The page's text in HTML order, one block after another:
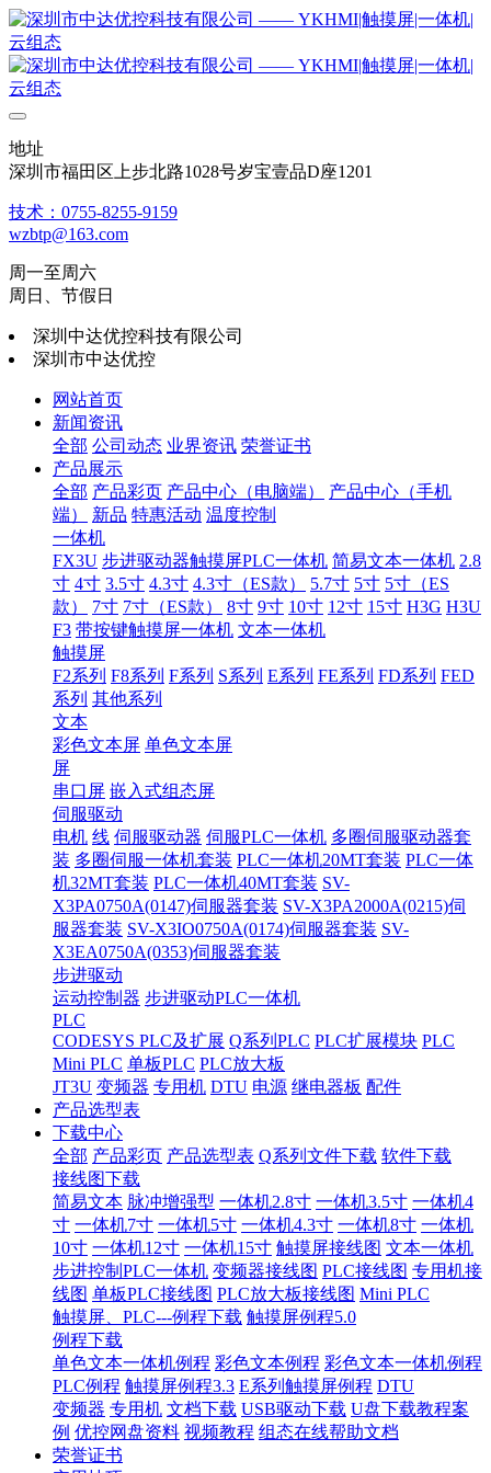
地址
深圳市福田区上步北路1028号岁宝壹品D座1201
技术：0755-8255-9159
wzbtp@163.com
周一至周六
周日、节假日
深圳中达优控科技有限公司
深圳市中达优控
网站首页
新闻资讯
全部 公司动态 业界资讯 荣誉证书
产品展示
全部 产品彩页 产品中心（电脑端）
产品中心（手机
端）
新品 特惠活动 温度控制
一体机
FX3U 步进驱动器触摸屏PLC一体机 简易文本一体机 2.8
寸 4寸 3.5寸 4.3寸 4.3寸（ES款） 5.7寸 5寸 5寸（ES
款）
7寸 7寸（ES款） 8寸 9寸 10寸 12寸 15寸 H3G H3U
F3 带按键触摸屏一体机 文本一体机
触摸屏
F2系列 F8系列 F系列 S系列 E系列 FE系列 FD系列 FED
系列 其他系列
文本
彩色文本屏 单色文本屏
屏
串口屏 嵌入式组态屏
伺服驱动
电机 线 伺服驱动器 伺服PLC一体机 多圈伺服驱动器套
装 多圈伺服一体机套装 PLC一体机20MT套装 PLC一体
机32MT套装 PLC一体机40MT套装 SV-
X3PA0750A(0147)伺服器套装 SV-X3PA2000A(0215)伺
服器套装 SV-X3IO0750A(0174)伺服器套装 SV-
X3EA0750A(0353)伺服器套装
步进驱动
运动控制器 步进驱动PLC一体机
PLC
CODESYS PLC及扩展 Q系列PLC PLC扩展模块 PLC
Mini PLC 单板PLC PLC放大板
JT3U 变频器 专用机 DTU 电源 继电器板 配件
产品选型表
下载中心
全部 产品彩页 产品选型表 Q系列文件下载 软件下载
接线图下载
简易文本 脉冲增强型 一体机2.8寸 一体机3.5寸 一体机4
寸 一体机7寸 一体机5寸 一体机4.3寸 一体机8寸 一体机
10寸 一体机12寸 一体机15寸 触摸屏接线图 文本一体机
步进控制PLC一体机 变频器接线图 PLC接线图 专用机接
线图 单板PLC接线图 PLC放大板接线图 Mini PLC
触摸屏、PLC---例程下载 触摸屏例程5.0
例程下载
单色文本一体机例程 彩色文本例程 彩色文本一体机例程
PLC例程 触摸屏例程3.3 E系列触摸屏例程 DTU
变频器 专用机 文档下载 USB驱动下载 U盘下载教程案
例 优控网盘资料 视频教程 组态在线帮助文档
荣誉证书